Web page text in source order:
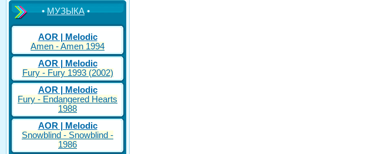
•МУЗЫКА•
AOR | Melodic
Amen - Amen 1994
AOR | Melodic
Fury - Fury 1993 (2002)
AOR | Melodic
Fury - Endangered Hearts
1988
AOR | Melodic
Snowblind - Snowblind -
1986